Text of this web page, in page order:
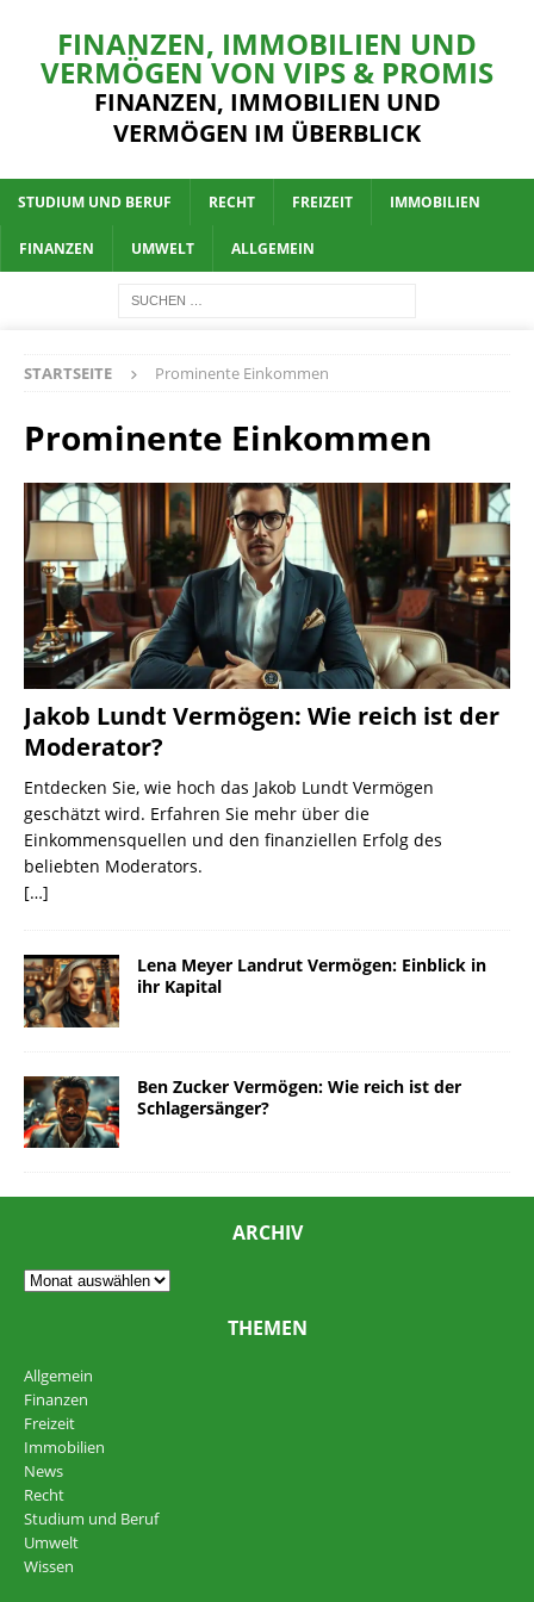
FINANZEN, IMMOBILIEN UND
VERMÖGEN VON VIPS & PROMIS
FINANZEN, IMMOBILIEN UND
VERMÖGEN IM ÜBERBLICK
STUDIUM UND BERUF RECHT FREIZEIT IMMOBILIEN
FINANZEN UMWELT ALLGEMEIN
STARTSEITE Prominente Einkommen
Prominente Einkommen
Jakob Lundt Vermögen: Wie reich ist der
Moderator?
Entdecken Sie, wie hoch das Jakob Lundt Vermögen
geschätzt wird. Erfahren Sie mehr über die
Einkommensquellen und den finanziellen Erfolg des
beliebten Moderators.
[…]
Lena Meyer Landrut Vermögen: Einblick in
ihr Kapital
Ben Zucker Vermögen: Wie reich ist der
Schlagersänger?
ARCHIV
THEMEN
Allgemein
Finanzen
Freizeit
Immobilien
News
Recht
Studium und Beruf
Umwelt
Wissen